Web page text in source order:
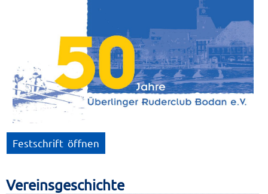
Festschrift öffnen
Vereinsgeschichte